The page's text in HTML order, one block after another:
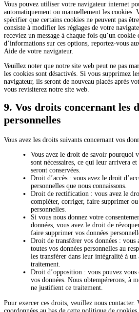
Vous pouvez utiliser votre navigateur internet
automatiquement ou manuellement les cookies.
spécifier que certains cookies ne peuvent pas
consiste à modifier les réglages de votre
receviez un message à chaque fois qu’un cookie
d’informations sur ces options, reportez-vous
Aide de votre navigateur.
Veuillez noter que notre site web peut ne pas
les cookies sont désactivés. Si vous supprimez
navigateur, ils seront de nouveau placés après
vous revisiterez notre site web.
9. Vos droits concernant les
personnelles
Vous avez les droits suivants concernant vos
Vous avez le droit de savoir pourquoi
sont nécessaires, ce qui leur arrivera
seront conservées.
Droit d’accès : vous avez le droit
personnelles que nous connaissons.
Droit de rectification : vous avez le
compléter, corriger, faire supprimer ou
personnelles.
Si vous nous donnez votre
données, vous avez le droit de
faire supprimer vos données
Droit de transférer vos données : vous
toutes vos données personnelles au
les transférer dans leur intégralité à un
traitement.
Droit d’opposition : vous pouvez vous
vos données. Nous obtempérerons, à
ne justifient ce traitement.
Pour exercer ces droits, veuillez nous contacter.